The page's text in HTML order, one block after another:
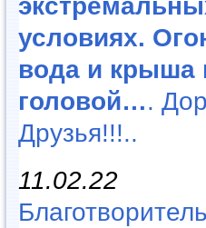
условиях.
вода и крыша
головой….
Друзья!!!..
11.02.22